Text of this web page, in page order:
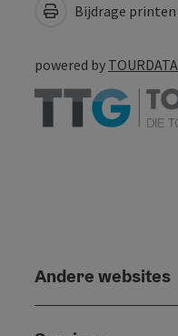
Bijdrage printen
powered by TOURDATA
Andere websites